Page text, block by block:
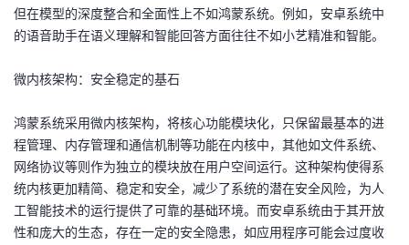
动
关
的
者
学
堂
我
支
持
我
但在模型的深度整合和全面性上不如鸿蒙系统。例如，安卓系统中
的语音助手在语义理解和智能回答方面往往不如小艺精准和智能。
微内核架构：安全稳定的基石
鸿蒙系统采用微内核架构，将核心功能模块化，只保留最基本的进
程管理、内存管理和通信机制等功能在内核中，其他如文件系统、
网络协议等则作为独立的模块放在用户空间运行。这种架构使得系
统内核更加精简、稳定和安全，减少了系统的潜在安全风险，为人
工智能技术的运行提供了可靠的基础环境。而安卓系统由于其开放
性和庞大的生态，存在一定的安全隐患，如应用程序可能会过度收